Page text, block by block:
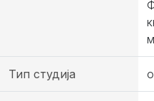
Тип студија